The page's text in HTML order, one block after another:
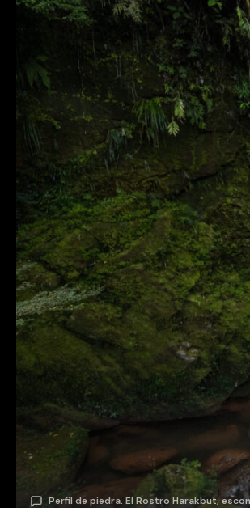
Perfil de piedra. El Rostro Harakbut,